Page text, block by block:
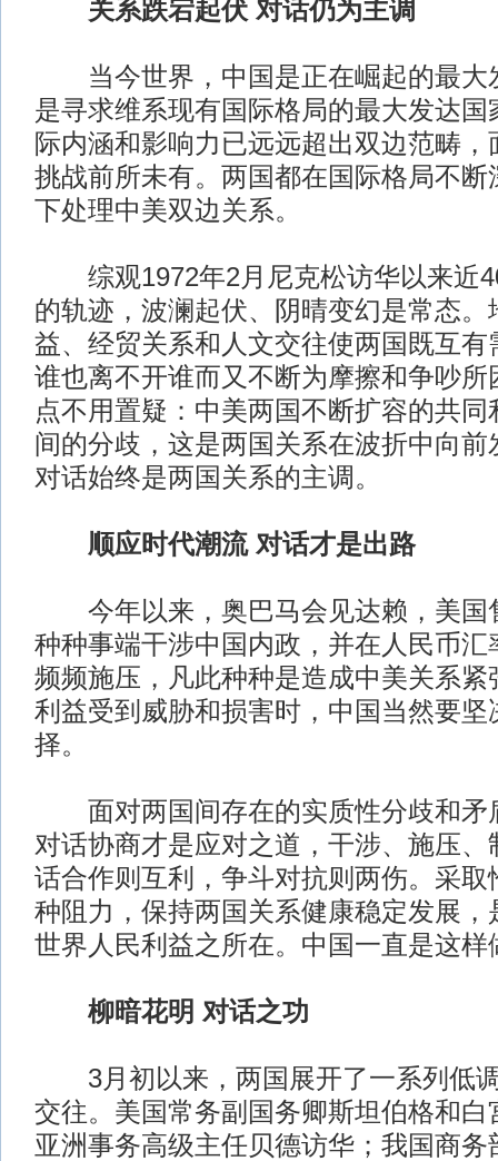
关系跌宕起伏 对话仍为主调
当今世界，中国是正在崛起的最大
是寻求维系现有国际格局的最大发达国
际内涵和影响力已远远超出双边范畴
挑战前所未有。两国都在国际格局不断
下处理中美双边关系。
综观1972年2月尼克松访华以来近
的轨迹，波澜起伏、阴晴变幻是常态。
益、经贸关系和人文交往使两国既互有
谁也离不开谁而又不断为摩擦和争吵所
点不用置疑：中美两国不断扩容的共
间的分歧，这是两国关系在波折中向前
对话始终是两国关系的主调。
顺应时代潮流 对话才是出路
今年以来，奥巴马会见达赖，美国
种种事端干涉中国内政，并在人民币汇
频频施压，凡此种种是造成中美关系紧
利益受到威胁和损害时，中国当然要坚
择。
面对两国间存在的实质性分歧和矛
对话协商才是应对之道，干涉、施压、
话合作则互利，争斗对抗则两伤。采取
种阻力，保持两国关系健康稳定发展，
世界人民利益之所在。中国一直是这样
柳暗花明 对话之功
3月初以来，两国展开了一系列低
交往。美国常务副国务卿斯坦伯格和白
亚洲事务高级主任贝德访华；我国商务